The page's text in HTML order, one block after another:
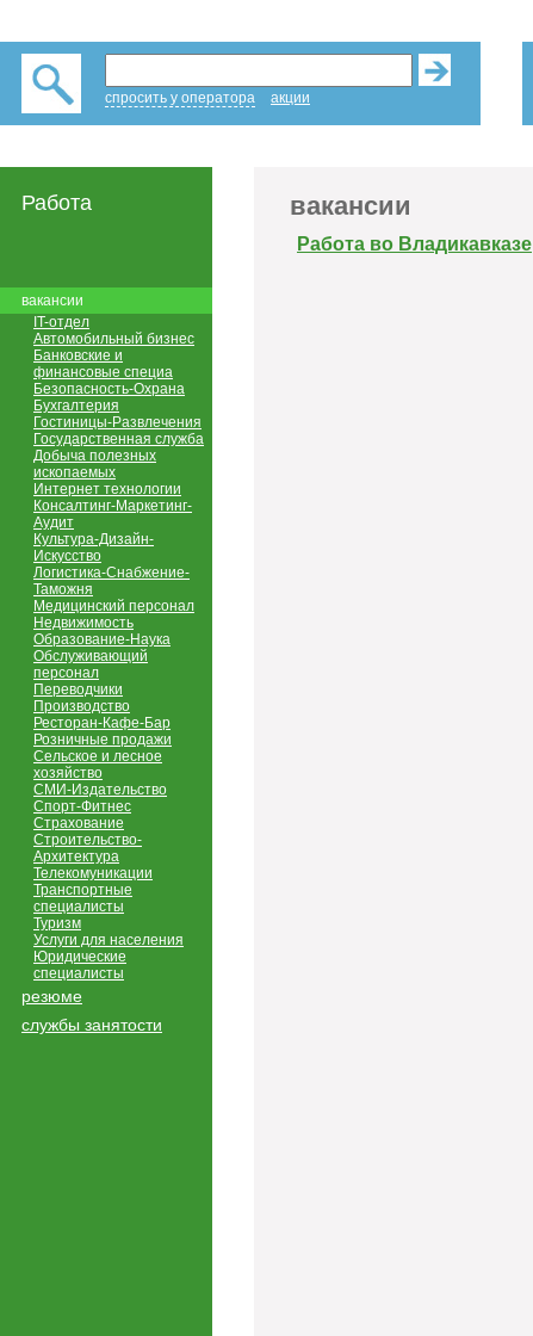
спросить у оператора акции
Работа
вакансии
IT-отдел
Автомобильный бизнес
Банковские и
финансовые специа
Безопасность-Охрана
Бухгалтерия
Гостиницы-Развлечения
Государственная служба
Добыча полезных
ископаемых
Интернет технологии
Консалтинг-Маркетинг-
Аудит
Культура-Дизайн-
Искусство
Логистика-Снабжение-
Таможня
Медицинский персонал
Недвижимость
Образование-Наука
Обслуживающий
персонал
Переводчики
Производство
Ресторан-Кафе-Бар
Розничные продажи
Сельское и лесное
хозяйство
СМИ-Издательство
Спорт-Фитнес
Страхование
Строительство-
Архитектура
Телекомуникации
Транспортные
специалисты
Туризм
Услуги для населения
Юридические
специалисты
резюме
службы занятости
вакансии
Работа во Владикавказе